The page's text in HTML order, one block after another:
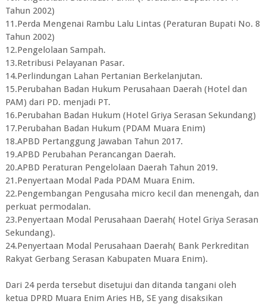
Tahun 2002)
11.Perda Mengenai Rambu Lalu Lintas (Peraturan Bupati No. 8
Tahun 2002)
12.Pengelolaan Sampah.
13.Retribusi Pelayanan Pasar.
14.Perlindungan Lahan Pertanian Berkelanjutan.
15.Perubahan Badan Hukum Perusahaan Daerah (Hotel dan
PAM) dari PD. menjadi PT.
16.Perubahan Badan Hukum (Hotel Griya Serasan Sekundang)
17.Perubahan Badan Hukum (PDAM Muara Enim)
18.APBD Pertanggung Jawaban Tahun 2017.
19.APBD Perubahan Perancangan Daerah.
20.APBD Peraturan Pengelolaan Daerah Tahun 2019.
21.Penyertaan Modal Pada PDAM Muara Enim.
22.Pengembangan Pengusaha micro kecil dan menengah, dan
perkuat permodalan.
23.Penyertaan Modal Perusahaan Daerah( Hotel Griya Serasan
Sekundang).
24.Penyertaan Modal Perusahaan Daerah( Bank Perkreditan
Rakyat Gerbang Serasan Kabupaten Muara Enim).
Dari 24 perda tersebut disetujui dan ditanda tangani oleh
ketua DPRD Muara Enim Aries HB, SE yang disaksikan